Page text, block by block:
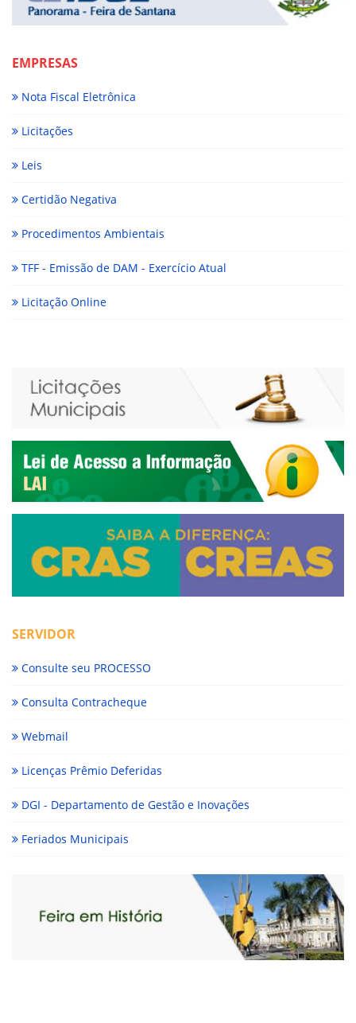
EMPRESAS
Nota Fiscal Eletrônica
Licitações
Leis
Certidão Negativa
Procedimentos Ambientais
TFF - Emissão de DAM - Exercício Atual
Licitação Online
SERVIDOR
Consulte seu PROCESSO
Consulta Contracheque
Webmail
Licenças Prêmio Deferidas
DGI - Departamento de Gestão e Inovações
Feriados Municipais